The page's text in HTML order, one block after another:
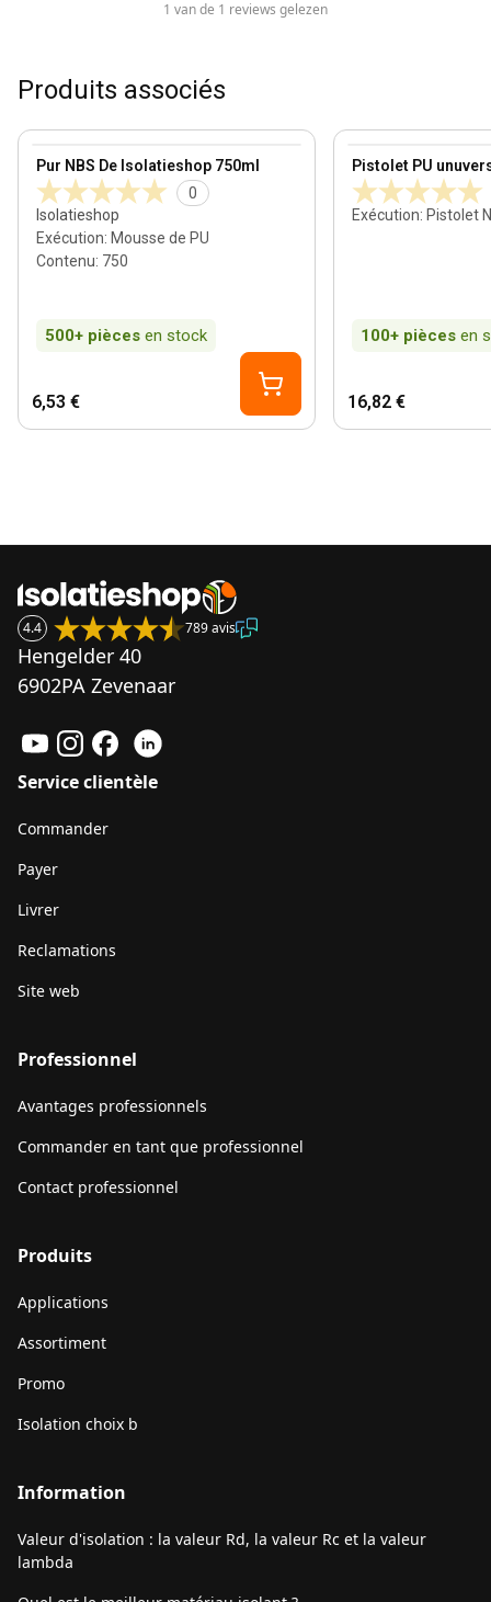
1 van de 1 reviews gelezen
Produits associés
Pur NBS De Isolatieshop 750ml
0
Isolatieshop
Exécution: Mousse de PU
Contenu: 750
500+ pièces en stock
View product
6,53 €
Pistolet PU
Exécution: Pistolet
100+ pièces en
View product
16,82 €
4.4 789 avis
Hengelder 40
6902PA Zevenaar
Service clientèle
Commander
Payer
Livrer
Reclamations
Site web
Professionnel
Avantages professionnels
Commander en tant que professionnel
Contact professionnel
Produits
Applications
Assortiment
Promo
Isolation choix b
Information
Valeur d'isolation : la valeur Rd, la valeur Rc et la valeur
lambda